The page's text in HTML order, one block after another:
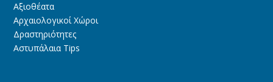
Αξιοθέατα
Αρχαιολογικοί Χώροι
Δραστηριότητες
Αστυπάλαια Tips